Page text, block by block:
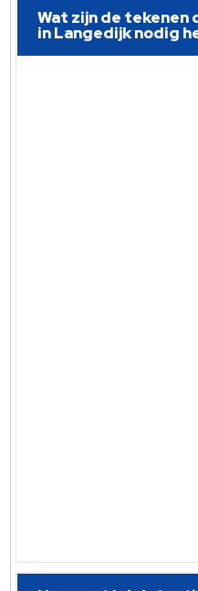
Wat zijn de
in Langedijk nodig